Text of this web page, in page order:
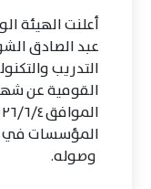
أعلنت الهيئة
عبد الصادق
التدريب
المؤسسات في
وصوله.